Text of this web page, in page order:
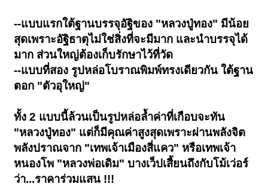
--แบบแรกใต้ฐานบรรจุอัฐิของ "หลวงปู่ทอง" มีน้อย
สุดเพราะอัฐิธาตุไม่ใช่สิ่งที่จะมีมาก และนำบรรจุได้
มาก ส่วนใหญ่ต้องเก็บรักษาไว้ที่วัด
--แบบที่สอง รูปหล่อโบราณพิมพ์ทรงเดียวกัน ใต้ฐาน
ตอก "ตัวอุใหญ่"
ทั้ง 2 แบบนี้ล้วนเป็นรูปหล่อล้ำค่าที่เกือบจะทัน
"หลวงปู่ทอง" แต่ก็มีคุณค่าสูงสุดเพราะผ่านพลังจิต
พลังปราณจาก "เทพเจ้าเมืองสี่แคว" หรือเทพเจ้า
หนองโพ "หลวงพ่อเดิม" บางเว็ปเสี้ยนถึงกับโม้เว่อร์
ว่า...ราคาร่วมแสน !!!